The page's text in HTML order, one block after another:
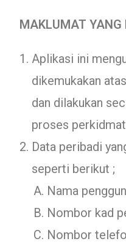
MAKLUMAT YANG
Aplikasi ini
dikemukakan
dan dilakukan
proses
Data peribadi
seperti berikut ;
Nama
Nombor kad
Nombor